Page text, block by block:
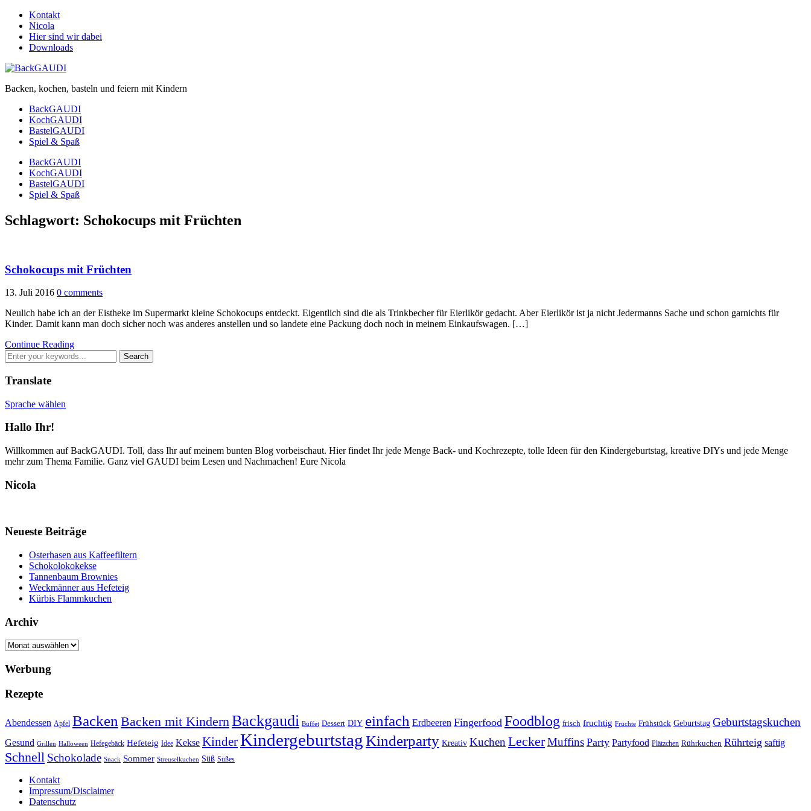
Kontakt
Nicola
Hier sind wir dabei
Downloads
Backen, kochen, basteln und feiern mit Kindern
BackGAUDI
KochGAUDI
BastelGAUDI
Spiel & Spaß
BackGAUDI
KochGAUDI
BastelGAUDI
Spiel & Spaß
Schlagwort: Schokocups mit Früchten
Schokocups mit Früchten
13. Juli 2016 0 comments
Neulich habe ich an der Eistheke im Supermarkt kleine Schokocups entdeckt. Eigentlich sind die als Trinkbecher für Eierlikör gedacht. Aber Eierlikör ist ja nicht Jedermanns Sache und schon garnichts für
Kinder. Damit kann man doch sicher noch was anderes anstellen und so landete eine Packung doch noch in meinem Einkaufswagen. […]
Continue Reading
Translate
Sprache wählen
Hallo Ihr!
Willkommen auf BackGAUDI. Toll, dass Ihr auf meinem bunten Blog vorbeischaut. Hier findet Ihr jede Menge Back- und Kochrezepte, tolle Ideen für den Kindergeburtstag, kreative DIYs und jede Menge
mehr zum Thema Familie. Ganz viel GAUDI beim Lesen und Nachmachen! Eure Nicola
Nicola
Neueste Beiträge
Osterhasen aus Kaffeefiltern
Schokolokokekse
Tannenbaum Brownies
Weckmänner aus Hefeteig
Kürbis Flammkuchen
Archiv
Archiv
Werbung
Rezepte
Abendessen Apfel Backen Backen mit Kindern Backgaudi Büffet Dessert DIY einfach Erdbeeren Fingerfood Foodblog frisch fruchtig Früchte Frühstück Geburtstag Geburtstagskuchen
Gesund Grillen Halloween Hefegebäck Hefeteig Idee Kekse KinderKindergeburtstagKinderparty Kreativ Kuchen LeckerMuffins Party Partyfood Plätzchen Rührkuchen Rührteig saftig
Schnell Schokolade Snack Sommer Streuselkuchen Süß Süßes
Kontakt
Impressum/Disclaimer
Datenschutz